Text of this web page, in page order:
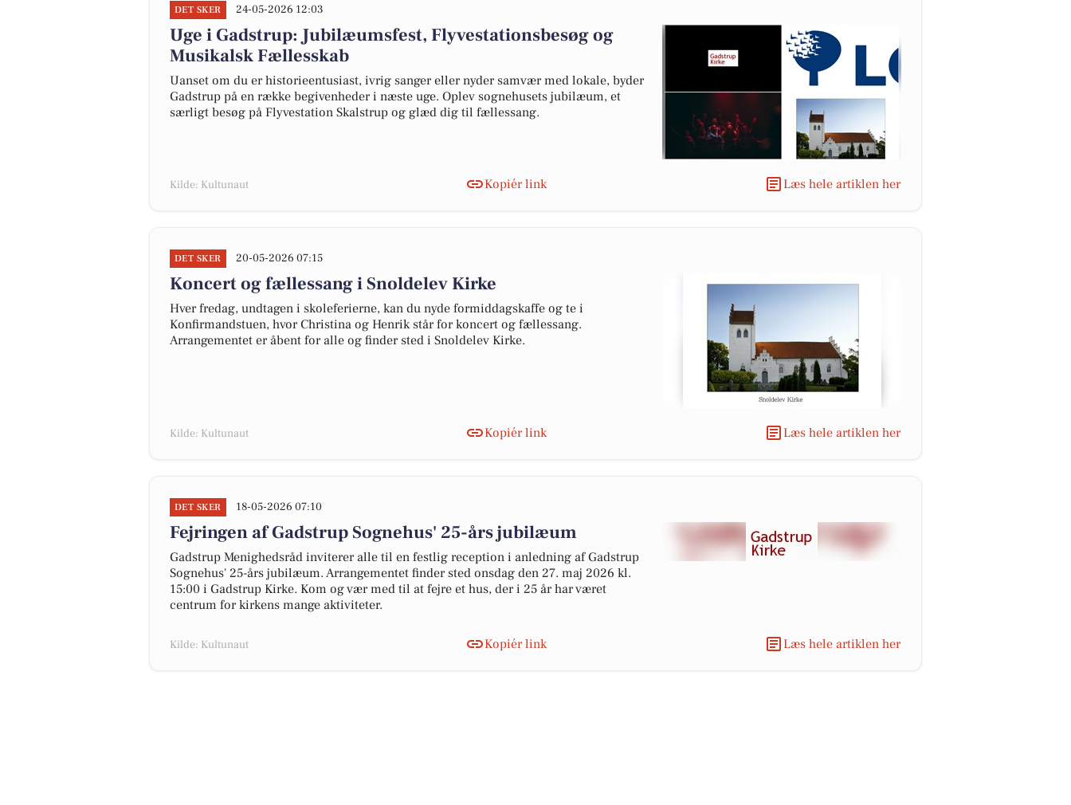
DET SKER 24-05-2026 12:03
Uge i Gadstrup: Jubilæumsfest, Flyvestationsbesøg og
Musikalsk Fællesskab
Uanset om du er historieentusiast, ivrig sanger eller nyder samvær med lokale, byder
Gadstrup på en række begivenheder i næste uge. Oplev sognehusets jubilæum, et
særligt besøg på Flyvestation Skalstrup og glæd dig til fællessang.
Kilde: Kultunaut Kopiér link Læs hele artiklen her
DET SKER 20-05-2026 07:15
Koncert og fællessang i Snoldelev Kirke
Hver fredag, undtagen i skoleferierne, kan du nyde formiddagskaffe og te i
Konfirmandstuen, hvor Christina og Henrik står for koncert og fællessang.
Arrangementet er åbent for alle og finder sted i Snoldelev Kirke.
Kilde: Kultunaut Kopiér link Læs hele artiklen her
DET SKER 18-05-2026 07:10
Fejringen af Gadstrup Sognehus' 25-års jubilæum
Gadstrup Menighedsråd inviterer alle til en festlig reception i anledning af Gadstrup
Sognehus' 25-års jubilæum. Arrangementet finder sted onsdag den 27. maj 2026 kl.
15:00 i Gadstrup Kirke. Kom og vær med til at fejre et hus, der i 25 år har været
centrum for kirkens mange aktiviteter.
Kilde: Kultunaut Kopiér link Læs hele artiklen her